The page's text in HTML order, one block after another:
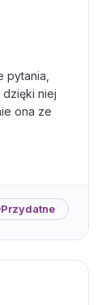
pytania,
dzięki niej
ona ze
Przydatne